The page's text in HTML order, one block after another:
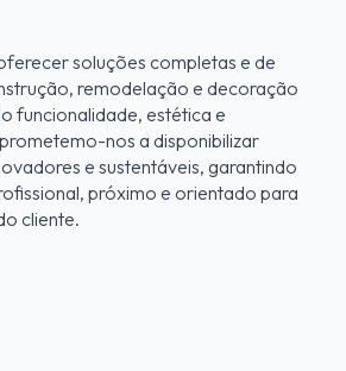
soluções completas e de
remodelação e decoração
funcionalidade, estética e
nos a disponibilizar
e sustentáveis, garantindo
próximo e orientado para
cliente.